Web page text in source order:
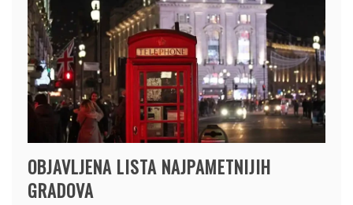
OBJAVLJENA LISTA NAJPAMETNIJIH
GRADOVA